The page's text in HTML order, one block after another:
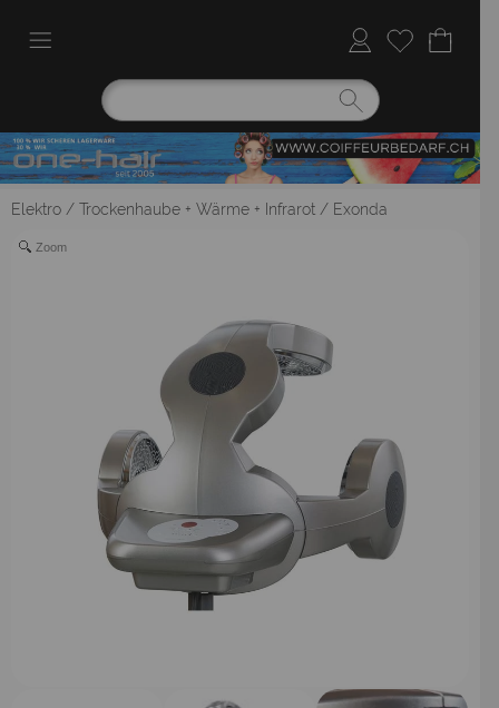
Elektro / Trockenhaube + Wärme + Infrarot / Exonda
Zoom